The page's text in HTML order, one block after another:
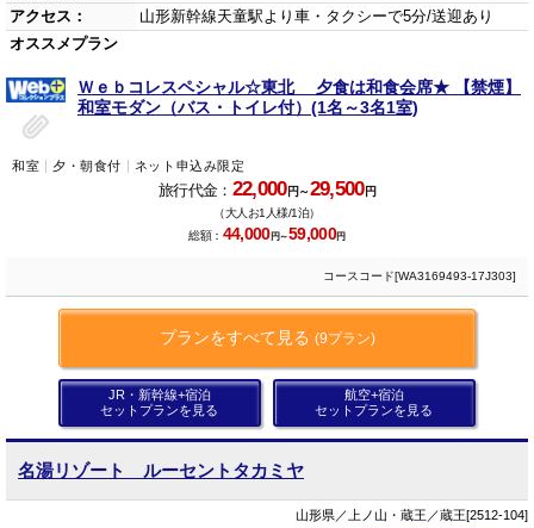
アクセス：
山形新幹線天童駅より車・タクシーで5分/送迎あり
オススメプラン
Ｗｅｂコレスペシャル☆東北 夕食は和食会席★ 【禁煙】
和室モダン（バス・トイレ付）(1名～3名1室)
和室 夕・朝食付 ネット申込み限定
旅行代金： 22,000円～29,500円
（大人お1人様/1泊）
総額： 44,000円～59,000円
コースコード[WA3169493-17J303]
プランをすべて見る (9プラン)
JR・新幹線+宿泊
セットプランを見る
航空+宿泊
セットプランを見る
名湯リゾート ルーセントタカミヤ
山形県／上ノ山・蔵王／蔵王[2512-104]